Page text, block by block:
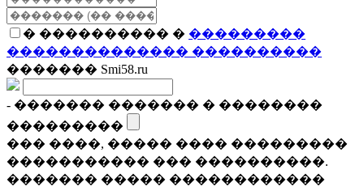
� ���������� � ���������
�������������� ����������
������� Smi58.ru
- ������� ������� � ��������
���������
��� ����, ����� ���� ���������
����������� ��� ����������.
������� ����� ������������